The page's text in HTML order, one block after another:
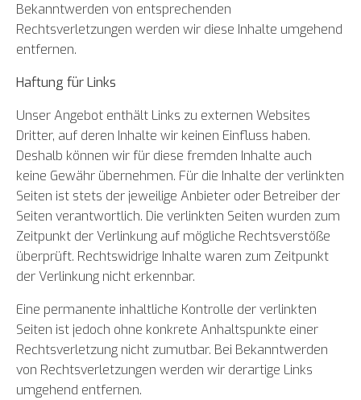
Bekanntwerden von entsprechenden
Rechtsverletzungen werden wir diese Inhalte umgehend
entfernen.
Haftung für Links
Unser Angebot enthält Links zu externen Websites
Dritter, auf deren Inhalte wir keinen Einfluss haben.
Deshalb können wir für diese fremden Inhalte auch
keine Gewähr übernehmen. Für die Inhalte der verlinkten
Seiten ist stets der jeweilige Anbieter oder Betreiber der
Seiten verantwortlich. Die verlinkten Seiten wurden zum
Zeitpunkt der Verlinkung auf mögliche Rechtsverstöße
überprüft. Rechtswidrige Inhalte waren zum Zeitpunkt
der Verlinkung nicht erkennbar.
Eine permanente inhaltliche Kontrolle der verlinkten
Seiten ist jedoch ohne konkrete Anhaltspunkte einer
Rechtsverletzung nicht zumutbar. Bei Bekanntwerden
von Rechtsverletzungen werden wir derartige Links
umgehend entfernen.